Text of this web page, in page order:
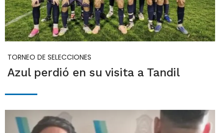
TORNEO DE SELECCIONES
Azul perdió en su visita a Tandil